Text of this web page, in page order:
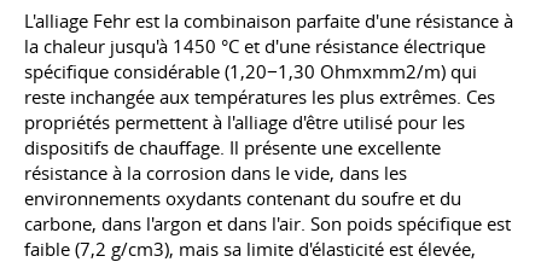
L'alliage Fehr est la combinaison parfaite d'une résistance à
la chaleur jusqu'à 1450 °C et d'une résistance électrique
spécifique considérable (1,20−1,30 Ohmxmm2/m) qui
reste inchangée aux températures les plus extrêmes. Ces
propriétés permettent à l'alliage d'être utilisé pour les
dispositifs de chauffage. Il présente une excellente
résistance à la corrosion dans le vide, dans les
environnements oxydants contenant du soufre et du
carbone, dans l'argon et dans l'air. Son poids spécifique est
faible (7,2 g/cm3), mais sa limite d'élasticité est élevée,